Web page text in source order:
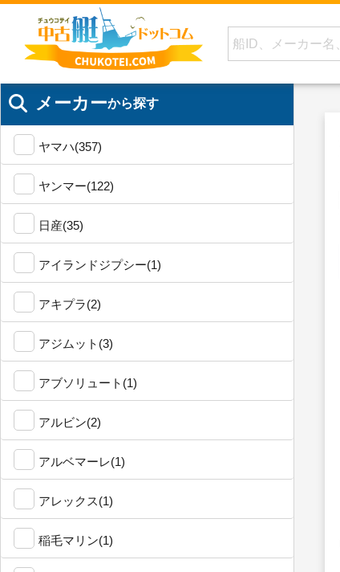
メーカーから探す
ヤマハ(357)
ヤンマー(122)
日産(35)
アイランドジプシー(1)
アキプラ(2)
アジムット(3)
アブソリュート(1)
アルビン(2)
アルベマーレ(1)
アレックス(1)
稲毛マリン(1)